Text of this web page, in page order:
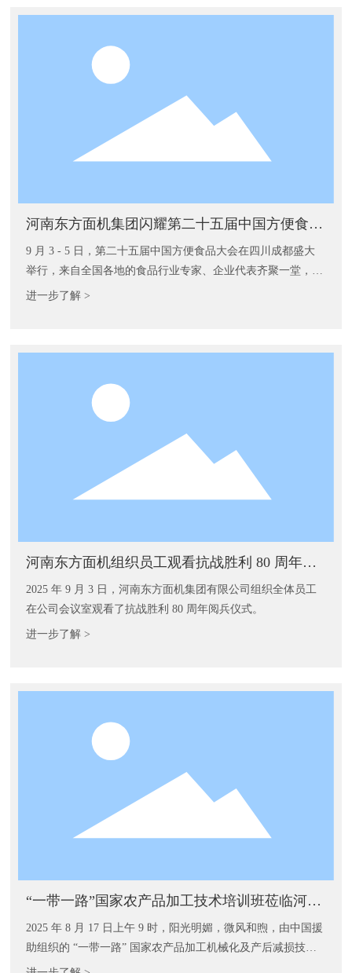
河南东方面机集团闪耀第二十五届中国方便食品
大会
9 月 3 - 5 日，第二十五届中国方便食品大会在四川成都盛大
举行，来自全国各地的食品行业专家、企业代表齐聚一堂，共
同探讨方便食品行业的发展趋势与创新路径。
进一步了解 >
河南东方面机组织员工观看抗战胜利 80 周年阅
兵
2025 年 9 月 3 日，河南东方面机集团有限公司组织全体员工
在公司会议室观看了抗战胜利 80 周年阅兵仪式。
进一步了解 >
“一带一路”国家农产品加工技术培训班莅临河南
东方面机集团参观交流
2025 年 8 月 17 日上午 9 时，阳光明媚，微风和煦，由中国援
助组织的 “一带一路” 国家农产品加工机械化及产后减损技术
培训班一行，怀着对农产品加工技术的探索热情，莅临河南东